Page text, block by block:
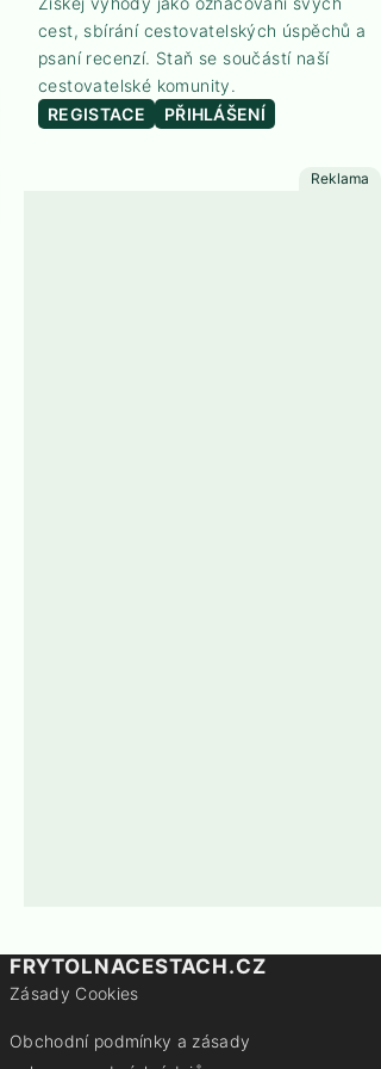
cest, sbírání cestovatelských úspěchů a
psaní recenzí. Staň se součástí naší
cestovatelské komunity.
REGISTACE
PŘIHLÁŠENÍ
FRYTOLNACESTACH.CZ
Zásady Cookies
Obchodní podmínky a zásady